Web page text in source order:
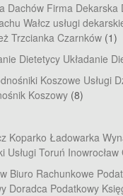
Dachów Firma Dekarska
Wałcz usługi
Trzcianka Czarnków (1)
Dietetycy Układanie
Koszowe Usługi
Koszowy (8)
Koparko Ładowarka
Usługi Toruń
Biuro Rachunkowe
Doradca Podatkowy